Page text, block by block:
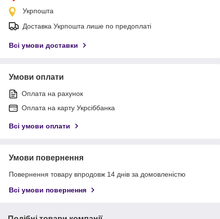
Укрпошта
Доставка Укрпошта лише по предоплаті
Всі умови доставки
Умови оплати
Оплата на рахунок
Оплата на карту Укрсіббанка
Всі умови оплати
Умови повернення
Повернення товару впродовж 14 днів за домовленістю
Всі умови повернення